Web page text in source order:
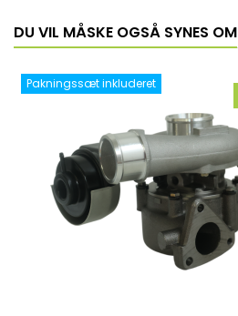
DU VIL MÅSKE OGSÅ SYNES OM
Pakningssæt inkluderet